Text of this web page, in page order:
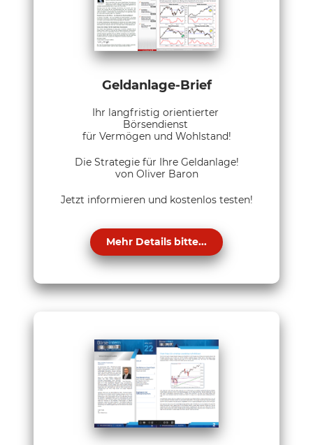
Geldanlage-Brief
Ihr langfristig orientierter
Börsendienst
für Vermögen und Wohlstand!
Die Strategie für Ihre Geldanlage!
von Oliver Baron
Jetzt informieren und kostenlos testen!
Mehr Details bitte...